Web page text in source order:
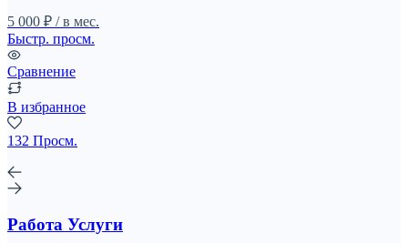
5 000 ₽ / в мес.
Быстр. просм.
Сравнение
В избранное
132 Просм.
Работа Услуги